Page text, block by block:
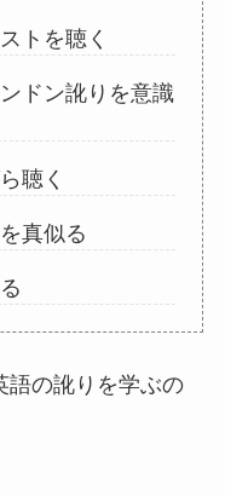
トを聴く
ドン訛りを意識
聴く
真似る
語の訛りを学ぶの